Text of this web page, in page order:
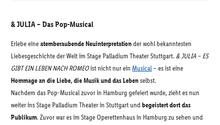
& JULIA – Das Pop-Musical
Erlebe eineatemberaubende Neuinterpretationder wohl bekanntesten
Liebesgeschichte der Welt im Stage Palladium Theater Stuttgart. & JULIA – ES
GIBT EIN LEBEN NACH ROMEOist nicht nur ein Musical– es ist eine
Hommage an die Liebe, die Musik und das Lebenselbst.
Nachdem das Pop-Musical zuvor in Hamburg gefeiert wurde, zieht es nun
weiter ins Stage Palladium Theater in Stuttgart undbegeistert dort das
Publikum. Zuvor war es im Stage Operettenhaus in Hamburg zu sehen und